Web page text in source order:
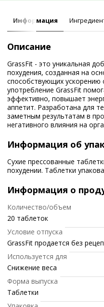
Информация
Описание
GrassFit - это уникальная
похудения, созданная на
способствующих
употребление GrassFit
эффективно, повышает
аппетит. Разработана для
заметным результатам в
негативного влияния на
Информация об
Сухие прессованные
похудении. Таблетки
Информация о
Количество/объем
20 таблеток
Условие отпуска
GrassFit продается без
Используется для
Снижение веса
Форма выпуска
Таблетки